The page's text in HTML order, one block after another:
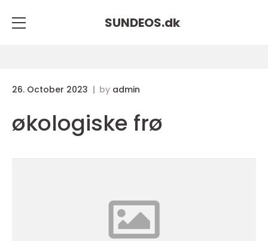
SUNDEOS.dk
26. October 2023 by admin
økologiske frø